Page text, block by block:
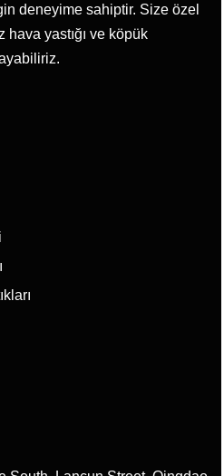
deneyime sahiptir. Size özel
yastığı ve köpük